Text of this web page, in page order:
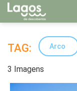
TAG: Arco
3 Imagens